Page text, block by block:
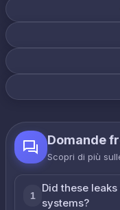
Domande
Scopri di più
1
Did these
systems?